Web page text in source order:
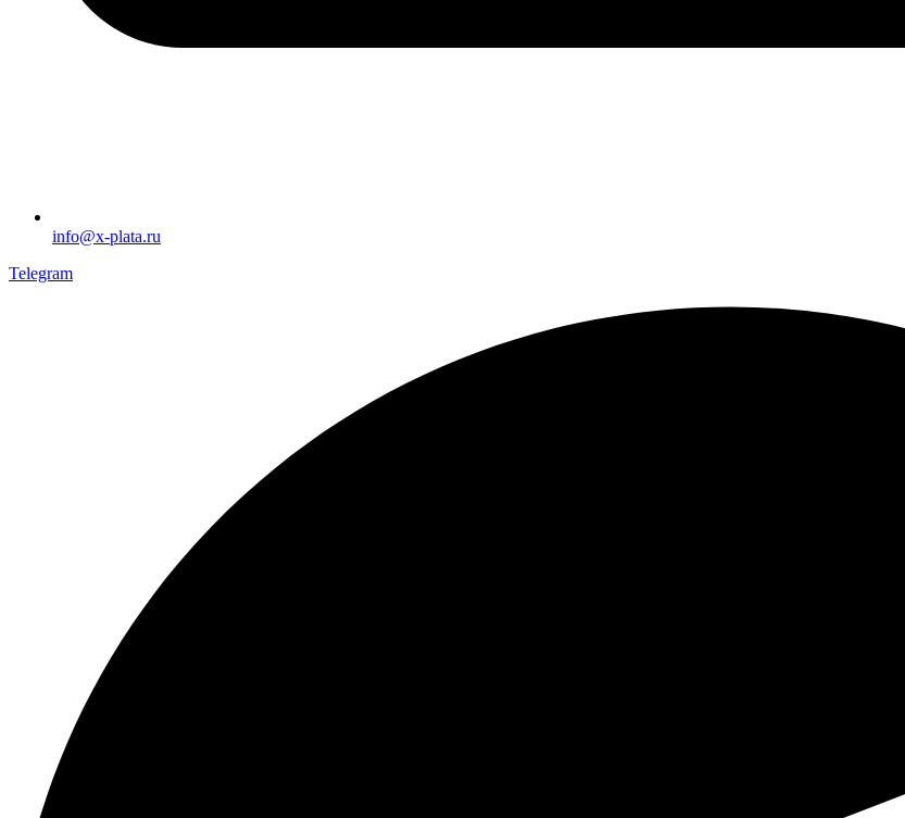
info@x-plata.ru
Telegram